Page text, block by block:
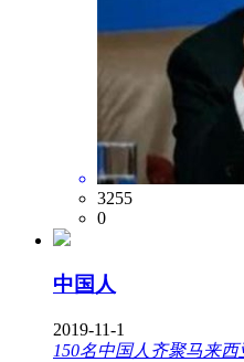
3255
0
中国人
2019-11-1
150名中国人齐聚马来